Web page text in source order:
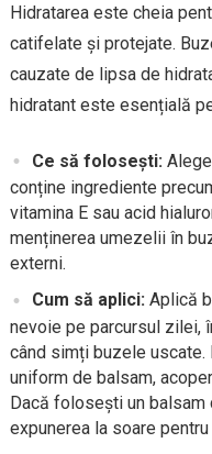
Hidratarea este cheia
catifelate și protejate.
cauzate de lipsa de
hidratant este esențială
Ce să folosești:Alege
conține ingrediente
vitamina E sau acid
menținerea umezelii în
externi.
Cum să aplici:Aplică
nevoie pe parcursul zilei,
când simți buzele
uniform de balsam,
Dacă folosești un balsam
expunerea la soare